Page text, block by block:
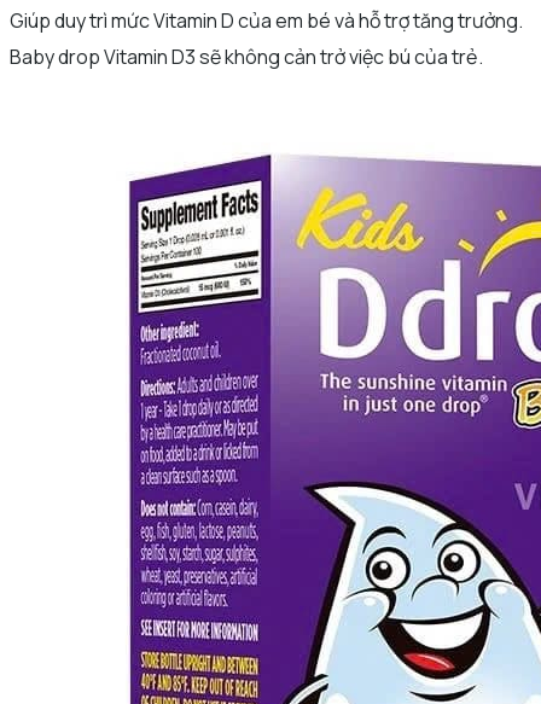
Giúp duy trì mức Vitamin D của em bé và hỗ trợ tăng trưởng.
Baby drop Vitamin D3 sẽ không cản trở việc bú của trẻ.